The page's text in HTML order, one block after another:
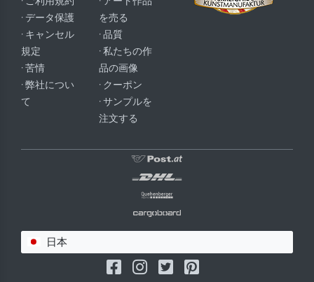
· データ保護
· キャンセル
規定
· 苦情
· 弊社につい
て
を売る
· 品質
· 私たちの作
品の画像
· クーポン
· サンプルを
注文する
日本